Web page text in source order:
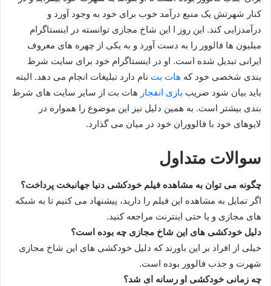
کنار شهرتش یک منبع درآمد خوب برای خود به وجود آورد و
درآمدزایی کند. این روز ا این شاخ مجازی توانسته در اینستاگرام
میلیون ها فالوور را به دست آورد و به یکی از چهره های معروف
ایرانی تبدیل شده است. او در اینستاگرام خود برای سایت شرط
بندی شخصی خود که هات بت نام دارد تبلیغات انجام می دهد. البته
باید بیان شود ضریب بازی انفجار هات بت از سایر سایت های شرط
بندی بیشتر است. به همین دلیل نیز این موضوع را همواره در
لایوهای خود با فالووران خود در میان می گذارد.
سوالات متداول
چگونه می توان به مشاهده فیلم خودکشی دنیا جهانبخت پرداخت؟
اگر تمایل به مشاهده این فیلم را دارید، پیشنهاد می کنیم تا به شبکه‌
های مجازی و یا حتی اینترنت مراجعه کنید.
دلیل خودکشی های این شاخ مجازی چه بوده است؟
خیلی از افراد بر این باورند که دلیل خودکشی های این شاخ مجازی
شهرت و جذب فالوور بوده است.
چه زمانی خودکشی او رسانه ای شد؟